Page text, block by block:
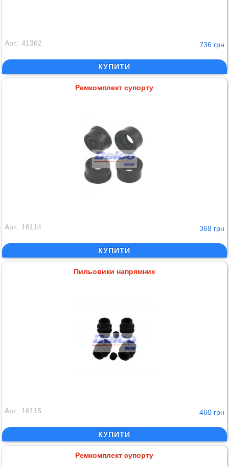
Арт.: 41362 736 грн
КУПИТИ
Ремкомплект супорту
Арт.: 16114 368 грн
КУПИТИ
Пильовики напрямних
Арт.: 16115 460 грн
КУПИТИ
Ремкомплект супорту